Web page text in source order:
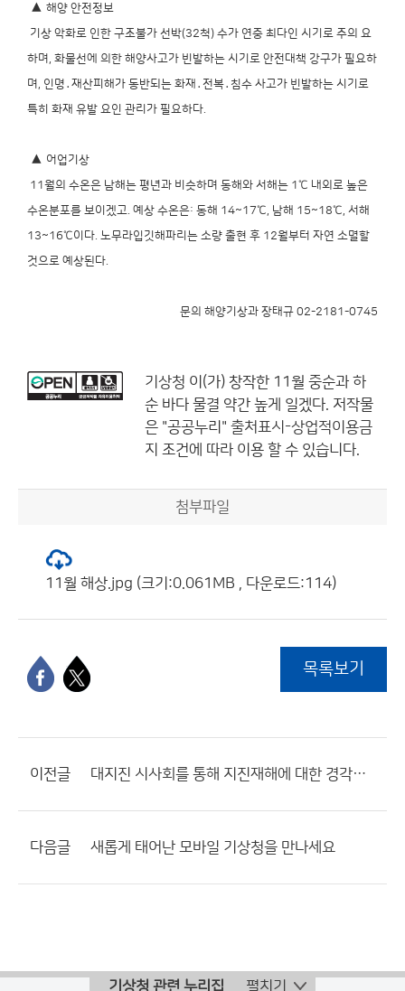
▲ 해양 안전정보
기상 악화로 인한 구조불가 선박(32척) 수가 연중 최다인 시기로 주의 요
하며, 화물선에 의한 해양사고가 빈발하는 시기로 안전대책 강구가 필요하
며, 인명․재산피해가 동반되는 화재․전복․침수 사고가 빈발하는 시기로
특히 화재 유발 요인 관리가 필요하다.
▲ 어업기상
11월의 수온은 남해는 평년과 비슷하며 동해와 서해는 1℃ 내외로 높은
수온분포를 보이겠고. 예상 수온은: 동해 14~17℃, 남해 15~18℃, 서해
13~16℃이다. 노무라입깃해파리는 소량 출현 후 12월부터 자연 소멸할
것으로 예상된다.
문의 해양기상과 장태규 02-2181-0745
기상청 이(가) 창작한 11월 중순과 하
순 바다 물결 약간 높게 일겠다. 저작물
은 "공공누리" 출처표시-상업적이용금
지 조건에 따라 이용 할 수 있습니다.
첨부파일
11월 해상.jpg (크기:0.061MB , 다운로드:114)
목록보기
이전글 대지진 시사회를 통해 지진재해에 대한 경각심 높여
다음글 새롭게 태어난 모바일 기상청을 만나세요
기상청 관련 누리집 펼치기